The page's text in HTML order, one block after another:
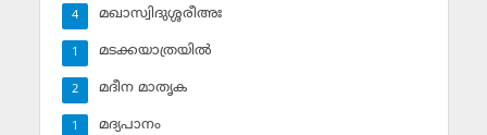
മഖാസ്വിദുശ്ശരീഅഃ
4
മടക്കയാത്രയില്‍
1
മദീന മാതൃക
2
മദ്യപാനം
1